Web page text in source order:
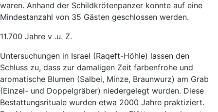
waren. Anhand der Schildkrötenpanzer konnte auf eine
Mindestanzahl von 35 Gästen geschlossen werden.
11.700 Jahre v .u. Z.
Untersuchungen in Israel (Raqeft-Höhle) lassen den
Schluss zu, dass zur damaligen Zeit farbenfrohe und
aromatische Blumen (Salbei, Minze, Braunwurz) am Grab
(Einzel- und Doppelgräber) niedergelegt wurden. Diese
Bestattungsrituale wurden etwa 2000 Jahre praktiziert.